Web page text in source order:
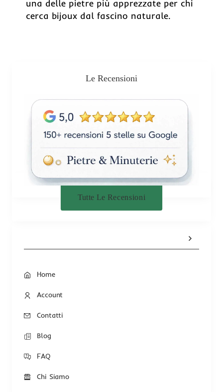
una delle pietre più apprezzate per chi
cerca bijoux dal fascino naturale.
Le Recensioni
Tutte Le Recensioni
Home
Account
Contatti
Blog
FAQ
Chi Siamo